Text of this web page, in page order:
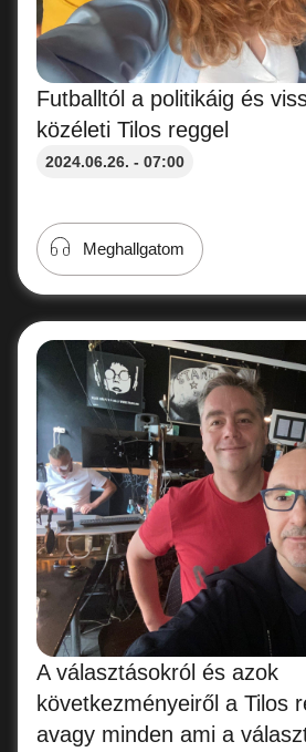
Futballtól a politikáig és
közéleti Tilos reggel
2024.06.26. - 07:00
Meghallgatom
A választásokról és azok
következményeiről a Tilos
avagy minden ami a